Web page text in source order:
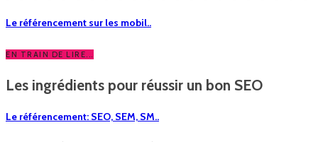
Le référencement sur les mobil..
EN TRAIN DE LIRE...
Les ingrédients pour réussir un bon SEO
Le référencement: SEO, SEM, SM..